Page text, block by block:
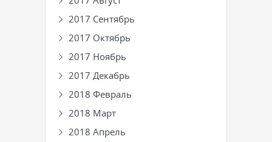
2017 Сентябрь
2017 Октябрь
2017 Ноябрь
2017 Декабрь
2018 Февраль
2018 Март
2018 Апрель